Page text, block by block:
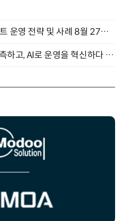
성과를 만드는 AI 에이전트 운영 전략 및 사례 8월 27일 개최
[올쇼TV] AI 인프라를 관측하고, AI로 운영을 혁신하다 (8월 11일 생방송)